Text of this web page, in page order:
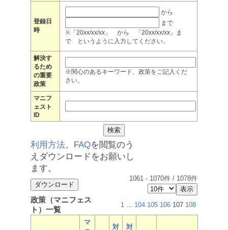
登録日
時
から
まで
※「20xx/xx/xx」 から 「20xx/xx/xx」ま
で というように入力してください。
解決す
るため
の重要
政策
※関心のあるキーワード、政策をご記入くだ
さい。
マニフ
ェスト
ID
利用方法、 FAQを閲覧のう
えダウンロードをお願いし
ます。
1061 - 1070件 / 1078件
政策（マニフェス
ト）一覧
1 ... 104 105 106 107 108
マ
対
対